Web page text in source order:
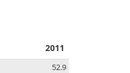
2011
52.9